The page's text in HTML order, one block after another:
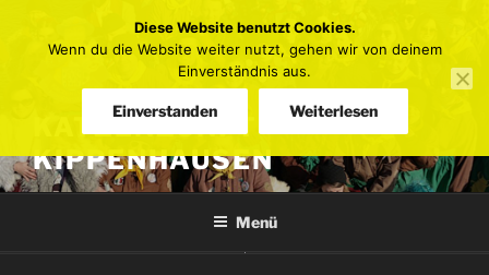
KATZENZUNFT
KIPPENHAUSEN
Menü
Diese Website benutzt Cookies.
Wenn du die Website weiter nutzt, gehen wir von deinem
Einverständnis aus.
Einverstanden Weiterlesen